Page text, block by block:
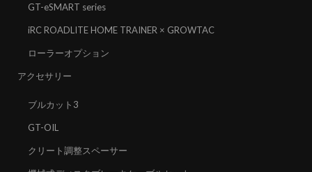
GT-eSMART series
iRC ROADLITE HOME TRAINER × GROWTAC
ローラーオプション
アクセサリー
ブルカット3
GT-OIL
クリート調整スペーサー